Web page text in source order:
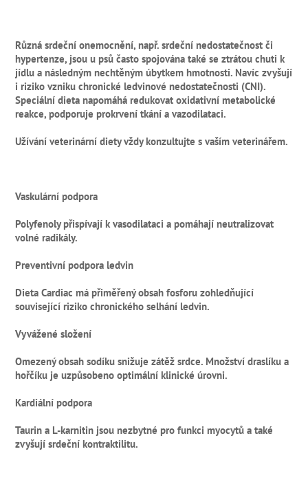
Různá srdeční onemocnění, např. srdeční nedostatečnost či
hypertenze, jsou u psů často spojována také se ztrátou chuti k
jídlu a následným nechtěným úbytkem hmotnosti. Navíc zvyšují
i riziko vzniku chronické ledvinové nedostatečnosti (CNI).
Speciální dieta napomáhá redukovat oxidativní metabolické
reakce, podporuje prokrvení tkání a vazodilataci.
Užívání veterinární diety vždy konzultujte s vaším veterinářem.
Vaskulární podpora
Polyfenoly přispívají k vasodilataci a pomáhají neutralizovat
volné radikály.
Preventivní podpora ledvin
Dieta Cardiac má přiměřený obsah fosforu zohledňující
související riziko chronického selhání ledvin.
Vyvážené složení
Omezený obsah sodíku snižuje zátěž srdce. Množství draslíku a
hořčíku je uzpůsobeno optimální klinické úrovni.
Kardiální podpora
Taurin a L-karnitin jsou nezbytné pro funkci myocytů a také
zvyšují srdeční kontraktilitu.